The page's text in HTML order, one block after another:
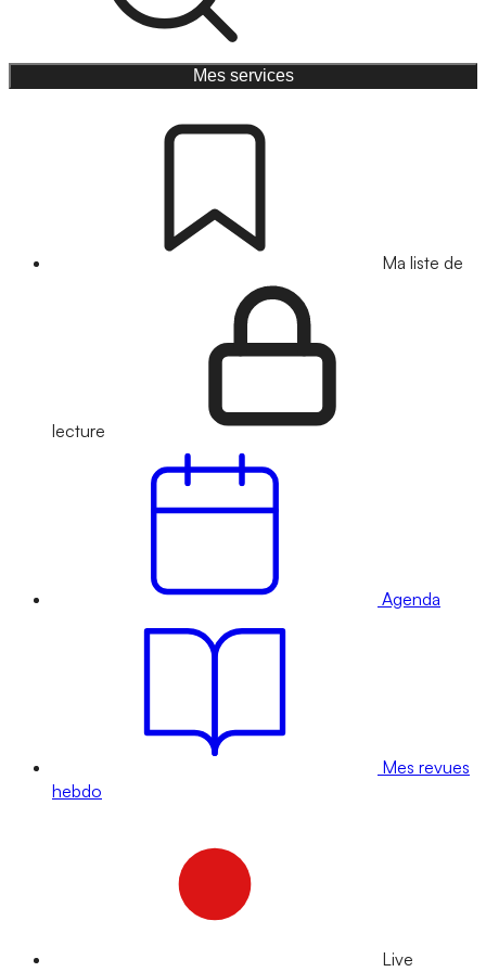
Mes services
Ma liste de
lecture
Agenda
Mes revues
hebdo
Live